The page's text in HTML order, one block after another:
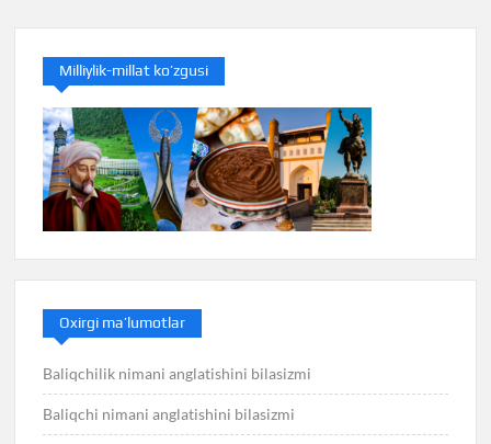
Milliylik-millat ko’zgusi
Oxirgi ma’lumotlar
Baliqchilik nimani anglatishini bilasizmi
Baliqchi nimani anglatishini bilasizmi